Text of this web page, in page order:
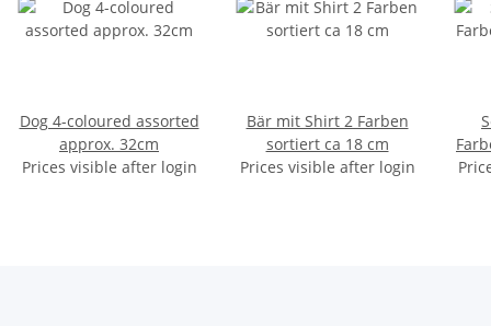
Dog 4-coloured assorted
approx. 32cm
Prices visible after login
Bär mit Shirt 2 Farben
sortiert ca 18 cm
Prices visible after login